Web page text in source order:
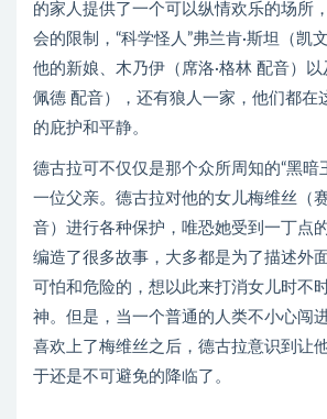
的家人提供了一个可以纵情欢乐的场所
会的限制，“科学怪人”弗兰肯·斯坦（凯
他的新娘、木乃伊（席洛·格林 配音）以
佩德 配音），还有狼人一家，他们都在
的庇护和平静。
德古拉可不仅仅是那个众所周知的“黑暗
一位父亲。德古拉对他的女儿梅维丝（
音）进行各种保护，唯恐她受到一丁点
编造了很多故事，大多都是为了描述外
可怕和危险的，想以此来打消女儿时不
神。但是，当一个普通的人类不小心闯
喜欢上了梅维丝之后，德古拉意识到让
于还是不可避免的降临了。